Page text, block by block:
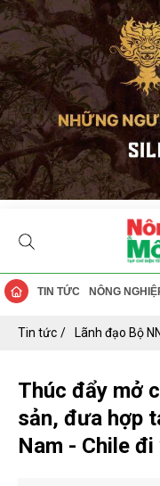
TIN TỨC NÔNG
Tin tức Lãnh đạo Bộ
Thúc đẩy mở
sản, đưa hợp
Nam - Chile